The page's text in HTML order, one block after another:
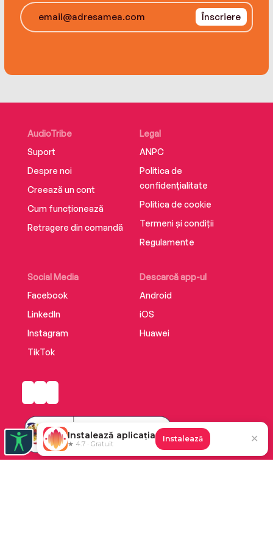
Înscriere
AudioTribe
Suport
Despre noi
Creează un cont
Cum funcționează
Retragere din comandă
Social Media
Facebook
LinkedIn
Instagram
TikTok
Descarcă app-ul
Android
iOS
Huawei
Legal
ANPC
Politica de
confidențialitate
Politica de cookie
Termeni și condiții
Regulamente
Instalează aplicația
★ 4.7 · Gratuit
Instalează ✕